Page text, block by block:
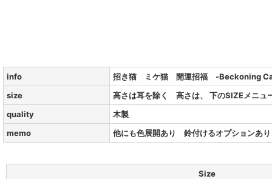
info
招き猫 ミケ猫 開運招福 -Beckoning
size
高さは耳を除く 高さは、 下のSIZEメニュ
quality
木製
memo
他にも色展開あり 鈴付けるオプションあり
Size